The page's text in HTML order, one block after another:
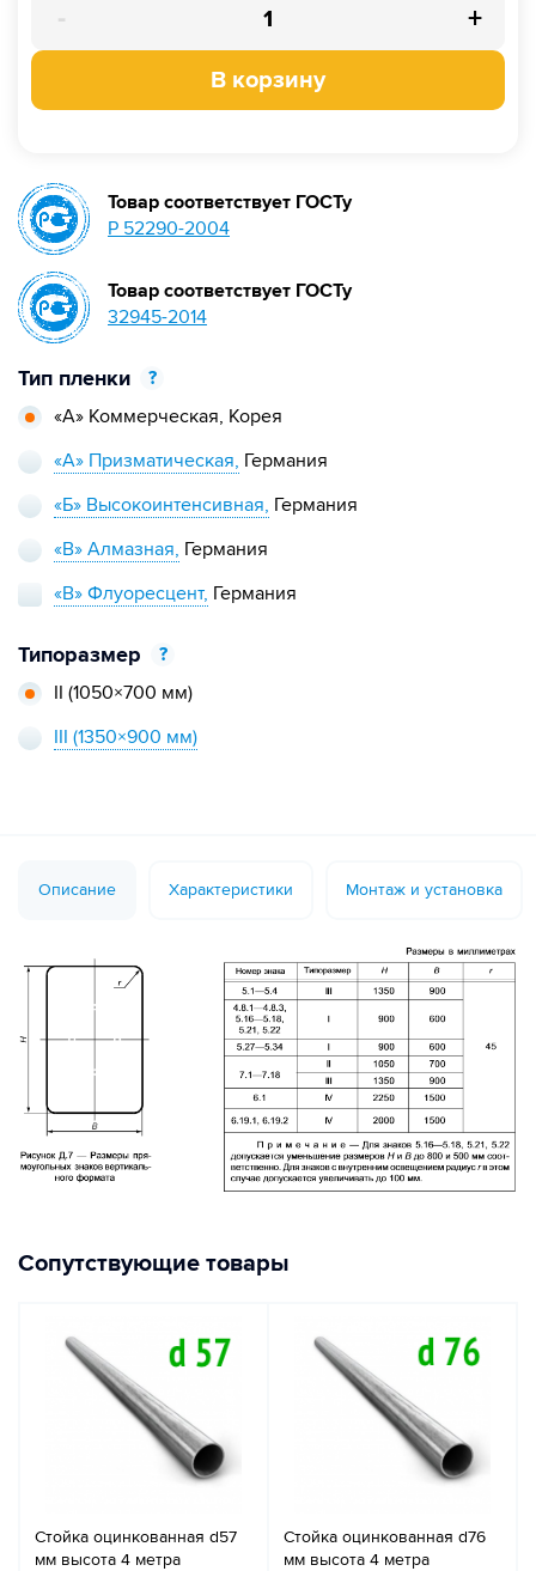
- +
В корзину
Тип пленки
?
«А» Коммерческая, Корея
«А» Призматическая, Германия
«Б» Высокоинтенсивная, Германия
«В» Алмазная, Германия
«В» Флуоресцент, Германия
Типоразмер
?
II (1050×700 мм)
III (1350×900 мм)
Товар соответствует ГОСТу
Р 52290-2004
Товар соответствует ГОСТу
32945-2014
Описание Характеристики Монтаж и установка
Сопутствующие товары
Стойка оцинкованная d57
мм высота 4 метра
Стойка оцинкованная d76
мм высота 4 метра